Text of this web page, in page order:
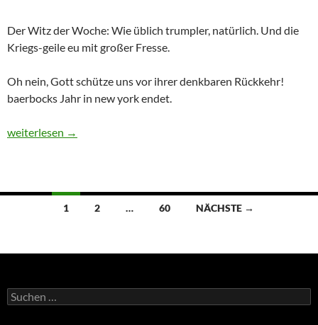
Der Witz der Woche: Wie üblich trumpler, natürlich. Und die
Kriegs-geile eu mit großer Fresse.
Oh nein, Gott schütze uns vor ihrer denkbaren Rückkehr!
baerbocks Jahr in new york endet.
Dies und Das – Sachstand, Ausgang und ein Beispiel
weiterlesen →
1 2 … 60 NÄCHSTE →
S
u